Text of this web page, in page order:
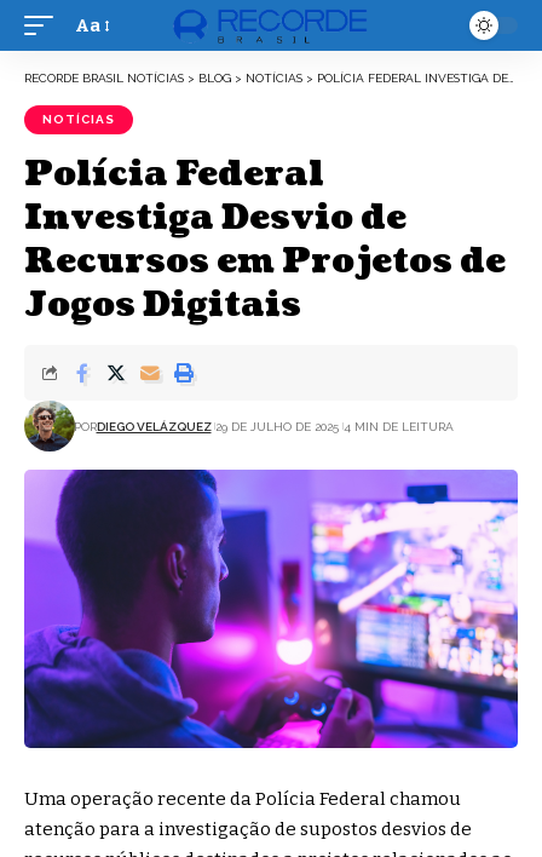
Font
Aa
RECORDE BRASIL NOTÍCIAS > BLOG > NOTÍCIAS > POLÍCIA FEDERAL INVESTIGA DESVIO DE RECURSOS EM PROJETOS DE JOGOS DIGITAIS
NOTÍCIAS
Polícia Federal
Investiga Desvio de
Recursos em Projetos de
Jogos Digitais
PORDIEGO VELÁZQUEZ 29 DE JULHO DE 2025 4 MIN DE LEITURA
Uma operação recente da Polícia Federal chamou
atenção para a investigação de supostos desvios de